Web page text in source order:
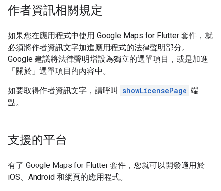
作者資訊相關規定
如果您在應用程式中使用 Google Maps for Flutter 套件，就
必須將作者資訊文字加進應用程式的法律聲明部分。
Google 建議將法律聲明增設為獨立的選單項目，或是加進
「關於」選單項目的內容中。
如要取得作者資訊文字，請呼叫 showLicensePage 端
點。
支援的平台
有了 Google Maps for Flutter 套件，您就可以開發適用於
iOS、Android 和網頁的應用程式。